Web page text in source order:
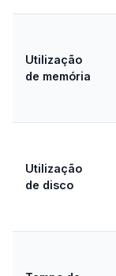
Utilização
de memória
Utilização
de disco